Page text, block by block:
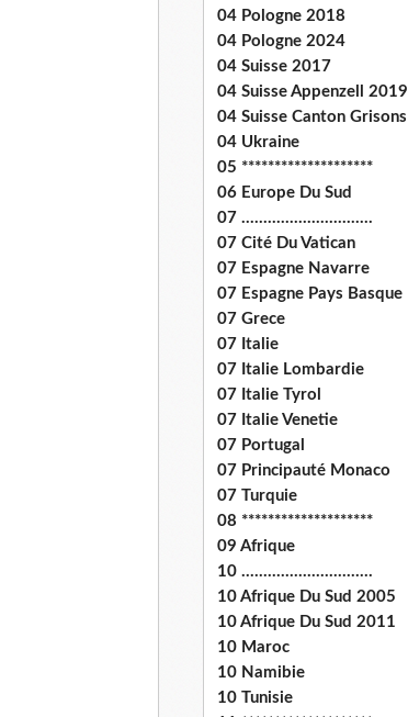
04 Pologne 2018
04 Pologne 2024
04 Suisse 2017
04 Suisse Appenzell 2019
04 Suisse Canton Grisons
04 Ukraine
05 ********************
06 Europe Du Sud
07 ..............................
07 Cité Du Vatican
07 Espagne Navarre
07 Espagne Pays Basque
07 Grece
07 Italie
07 Italie Lombardie
07 Italie Tyrol
07 Italie Venetie
07 Portugal
07 Principauté Monaco
07 Turquie
08 ********************
09 Afrique
10 ..............................
10 Afrique Du Sud 2005
10 Afrique Du Sud 2011
10 Maroc
10 Namibie
10 Tunisie